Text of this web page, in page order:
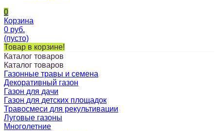
0
Корзина
0 руб.
(пусто)
Товар в корзине!
Каталог товаров
Каталог товаров
Газонные травы и семена
Декоративный газон
Газон для дачи
Газон для детских площадок
Травосмеси для рекультивации
Луговые газоны
Многолетние